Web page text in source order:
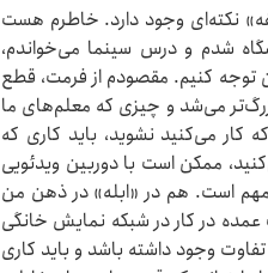
نکته‌ای وجود دارد. خاطرم هست
شدم و درس سینما می‌خواندم،
توجه کنیم. مقصودم از فرمت، قطع
مدام بزرگ‌تر می‌شد و چیزی که معلم‌های ما
کار می‌کنید نشوید، باید کاری که
ممکن است با دوربین ویدئویی
مهم است. هم در «ابله» در ذهن من
در کار در شبکه نمایش خانگی
وجود داشته باشد و باید کاری